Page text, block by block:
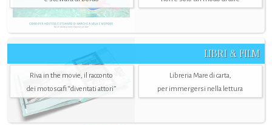
LIBRI & FILM
Riva in the movie, il racconto
dei motoscafi “diventati attori”
Libreria Mare di carta,
per immergersi nella lettura